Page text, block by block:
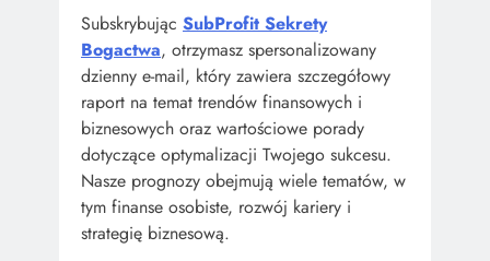
Subskrybując SubProfit Sekrety
Bogactwa, otrzymasz spersonalizowany
dzienny e-mail, który zawiera szczegółowy
raport na temat trendów finansowych i
biznesowych oraz wartościowe porady
dotyczące optymalizacji Twojego sukcesu.
Nasze prognozy obejmują wiele tematów, w
tym finanse osobiste, rozwój kariery i
strategię biznesową.